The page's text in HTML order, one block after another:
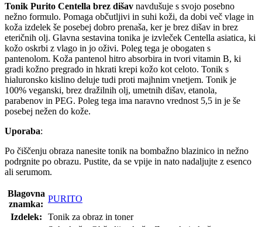
Tonik Purito Centella brez dišav navdušuje s svojo posebno
nežno formulo. Pomaga občutljivi in suhi koži, da dobi več vlage in
koža izdelek še posebej dobro prenaša, ker je brez dišav in brez
eteričnih olj. Glavna sestavina tonika je izvleček Centella asiatica, ki
kožo oskrbi z vlago in jo oživi. Poleg tega je obogaten s
pantenolom. Koža pantenol hitro absorbira in tvori vitamin B, ki
gradi kožno pregrado in hkrati krepi kožo kot celoto. Tonik s
hialuronsko kislino deluje tudi proti majhnim vnetjem. Tonik je
100% veganski, brez dražilnih olj, umetnih dišav, etanola,
parabenov in PEG. Poleg tega ima naravno vrednost 5,5 in je še
posebej nežen do kože.
Uporaba:
Po čiščenju obraza nanesite tonik na bombažno blazinico in nežno
podrgnite po obrazu. Pustite, da se vpije in nato nadaljujte z esenco
ali serumom.
Blagovna
znamka:
PURITO
Izdelek:
Tonik za obraz in toner